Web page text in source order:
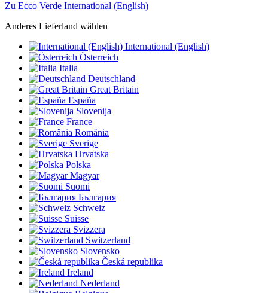
Zu Ecco Verde International (English)
Anderes Lieferland wählen
International (English)
Österreich
Italia
Deutschland
Great Britain
España
Slovenija
France
România
Sverige
Hrvatska
Polska
Magyar
Suomi
България
Schweiz
Suisse
Svizzera
Switzerland
Slovensko
Česká republika
Ireland
Nederland